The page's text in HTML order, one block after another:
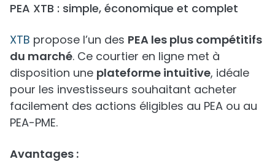
PEA XTB : simple, économique et complet
XTB propose l’un des PEA les plus compétitifs
du marché. Ce courtier en ligne met à
disposition une plateforme intuitive, idéale
pour les investisseurs souhaitant acheter
facilement des actions éligibles au PEA ou au
PEA-PME.
Avantages :